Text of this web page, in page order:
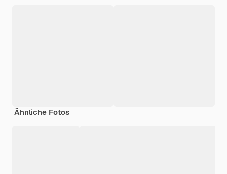
Ähnliche Fotos